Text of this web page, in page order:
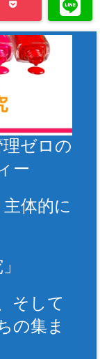
ゼロの
ー
体的に
そして
の集ま